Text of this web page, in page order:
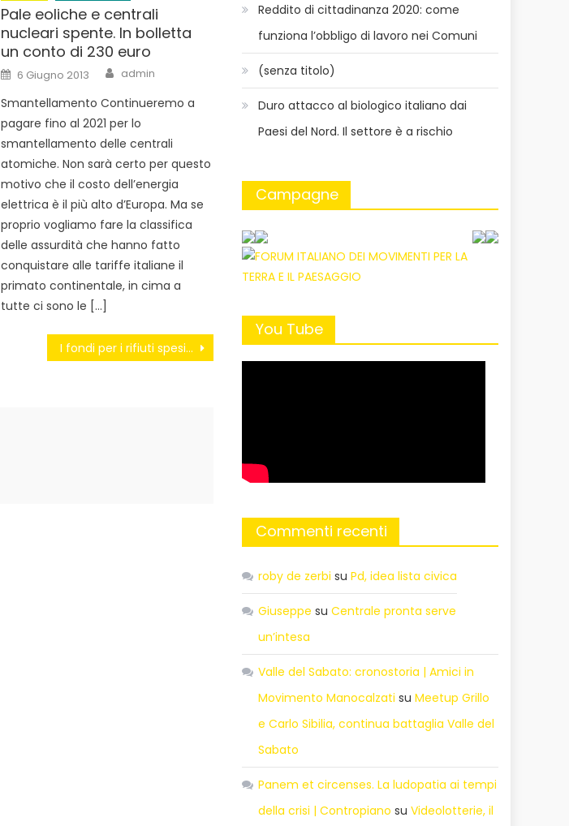
Pale eoliche e centrali
nucleari spente. In bolletta
un conto di 230 euro
Posted
on
6 Giugno 2013 Author
admin
Smantellamento Continueremo a
pagare fino al 2021 per lo
smantellamento delle centrali
atomiche. Non sarà certo per questo
motivo che il costo dell’energia
elettrica è il più alto d’Europa. Ma se
proprio vogliamo fare la classifica
delle assurdità che hanno fatto
conquistare alle tariffe italiane il
primato continentale, in cima a
tutte ci sono le […]
I fondi per i rifiuti spesi in emergenze L’ennesimo spreco ai danni dell’ambiente
Reddito di cittadinanza 2020: come
funziona l’obbligo di lavoro nei Comuni
(senza titolo)
Duro attacco al biologico italiano dai
Paesi del Nord. Il settore è a rischio
Campagne
You Tube
Commenti recenti
roby de zerbi suPd, idea lista civica
Giuseppe suCentrale pronta serve
un’intesa
Valle del Sabato: cronostoria | Amici in
Movimento Manocalzati suMeetup Grillo
e Carlo Sibilia, continua battaglia Valle del
Sabato
Panem et circenses. La ludopatia ai tempi
della crisi | Contropiano suVideolotterie, il